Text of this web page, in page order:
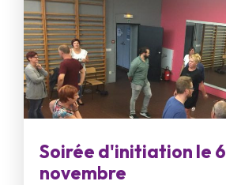
Soirée d'initiation le 6
novembre